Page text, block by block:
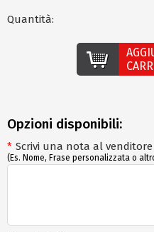
Opzioni disponibili:
* Scrivi una nota al venditore
(Es. Nome, Frase personalizzata o
Quantità: